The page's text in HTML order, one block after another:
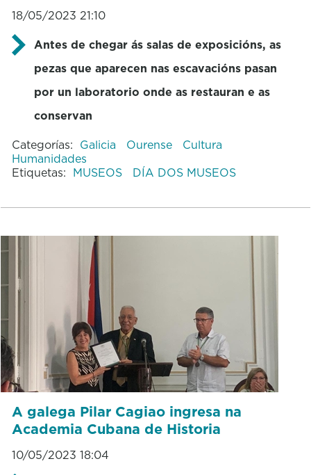
18/05/2023 21:10
Antes de chegar ás salas de exposicións, as
pezas que aparecen nas escavacións pasan
por un laboratorio onde as restauran e as
conservan
Categorías: Galicia Ourense
Cultura
Humanidades
Etiquetas: MUSEOS DÍA DOS MUSEOS
A galega Pilar Cagiao ingresa na
Academia Cubana de Historia
10/05/2023 18:04